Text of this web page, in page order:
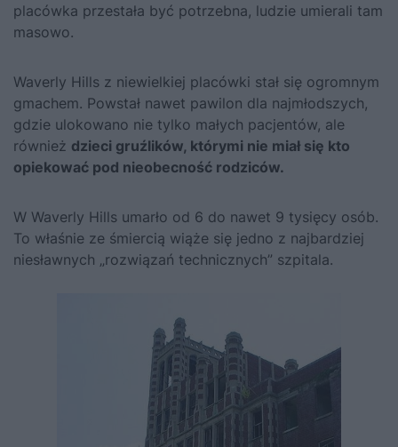
placówka przestała być potrzebna, ludzie umierali tam
masowo.
Waverly Hills z niewielkiej placówki stał się ogromnym
gmachem. Powstał nawet pawilon dla najmłodszych,
gdzie ulokowano nie tylko małych pacjentów, ale
również dzieci gruźlików, którymi nie miał się kto
opiekować pod nieobecność rodziców.
W Waverly Hills umarło od 6 do nawet 9 tysięcy osób.
To właśnie ze śmiercią wiąże się jedno z najbardziej
niesławnych „rozwiązań technicznych” szpitala.